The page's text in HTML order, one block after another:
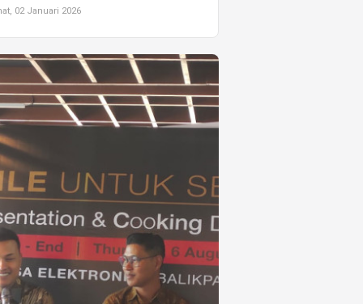
02 Januari 2026